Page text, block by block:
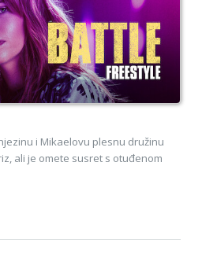
i Mikaelovu plesnu družinu
ali je omete susret s otuđenom